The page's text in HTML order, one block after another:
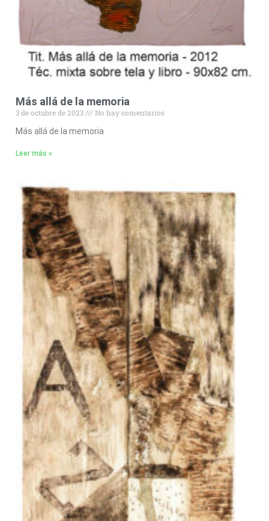
Más allá de la memoria
3 de octubre de 2023
No hay comentarios
Más allá de la memoria
Leer más »